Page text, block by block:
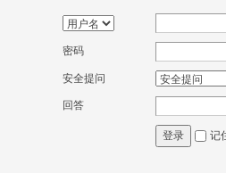
密码
安全提问
回答
登录 记